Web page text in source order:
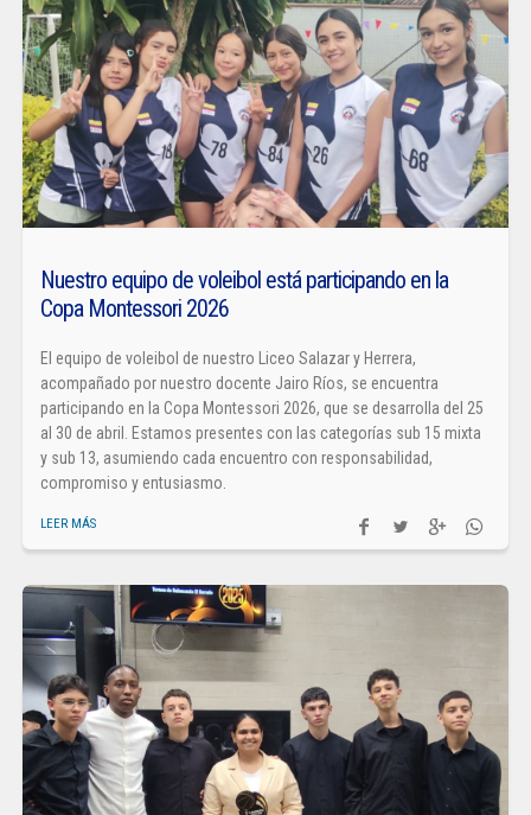
Nuestro equipo de voleibol está participando en la
Copa Montessori 2026
El equipo de voleibol de nuestro Liceo Salazar y Herrera,
acompañado por nuestro docente Jairo Ríos, se encuentra
participando en la Copa Montessori 2026, que se desarrolla del 25
al 30 de abril. Estamos presentes con las categorías sub 15 mixta
y sub 13, asumiendo cada encuentro con responsabilidad,
compromiso y entusiasmo.
LEER MÁS